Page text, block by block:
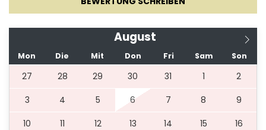
erhoben, zahlbar in bar bei Ankunft.
August
Mon Die Mit Don Fri Sam Son
27 28 29 30 31 1
2
3
4 5 6 7 8
9
10
11 12 13 14 15
16